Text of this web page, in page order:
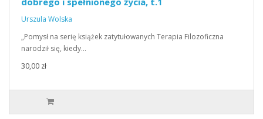
Urszula Wolska
„Pomysł na serię książek zatytułowanych Terapia Filozoficzna
narodził się, kiedy…
30,00 zł